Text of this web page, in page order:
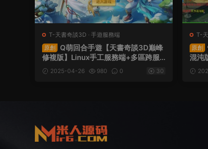
T-天書奇談3D · 手遊服務端
原創
Q萌回合手遊【天書奇談3D巅峰
修複版】Linux手工服務端+多區跨服
+加解密工具+CDK授權後台+安卓蘋
果雙端+視頻架設教程
2025-04-26 980 0 30
T-
原創
混沌
雙端